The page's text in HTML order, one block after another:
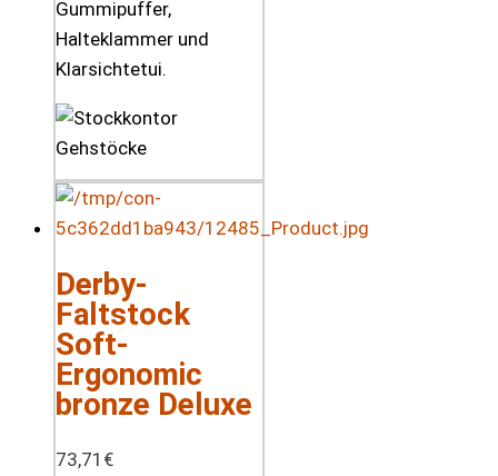
Gummipuffer,
Halteklammer und
Klarsichtetui.
Derby-
Faltstock
Soft-
Ergonomic
bronze Deluxe
73,71 €